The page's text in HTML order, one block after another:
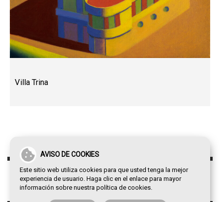
AVISO DE COOKIES
Este sitio web utiliza cookies para que usted tenga la mejor
experiencia de usuario. Haga clic en el enlace para mayor
información sobre nuestra política de cookies.
Villa Trina